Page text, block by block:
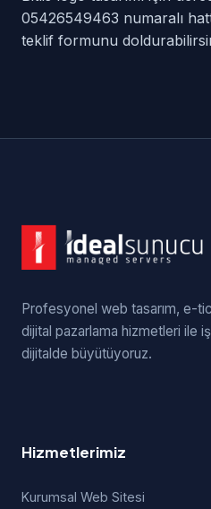
05426549463 numaralı
teklif formunu
Profesyonel web tasarım, e-
dijital pazarlama hizmetleri ile
dijitalde büyütüyoruz.
Hizmetlerimiz
Kurumsal Web Sitesi